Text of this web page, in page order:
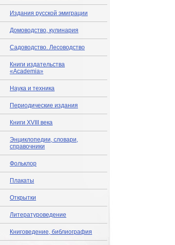
Издания русской эмиграции
Домоводство, кулинария
Садоводство. Лесоводство
Книги издательства
«Academia»
Наука и техника
Периодические издания
Книги XVIII века
Энциклопедии, словари,
справочники
Фольклор
Плакаты
Открытки
Литературоведение
Книговедение, библиография